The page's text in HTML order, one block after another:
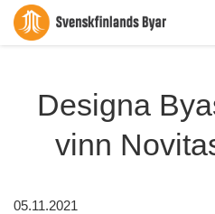
Designa
vinn
05.11.2021